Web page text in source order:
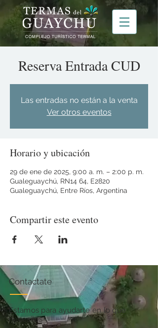
Reserva Entrada CUD
Las entradas no están a la venta
Ver otros eventos
Horario y ubicación
29 de ene de 2025, 9:00 a. m. – 2:00 p. m.
Gualeguaychú, RN14 64, E2820
Gualeguaychú, Entre Ríos, Argentina
Compartir este evento
Contactate
Estamos para ayudarte en lo que
necesites